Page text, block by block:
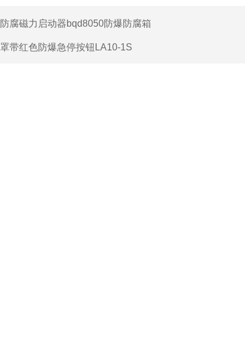
腐磁力启动器bqd8050防爆防腐箱
带红色防爆急停按钮LA10-1S